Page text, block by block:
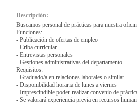
Descripción:
Buscamos personal de prácticas para nuestra
Funciones:
- Publicación de ofertas de empleo
- Criba curricular
- Entrevistas personales
- Gestiones administrativas del departamento
Requisitos:
- Graduado/a en relaciones laborales o similar
- Disponibilidad horaria de lunes a viernes
- Imprescindible poder realizar convenio de
- Se valorará experiencia previa en recursos